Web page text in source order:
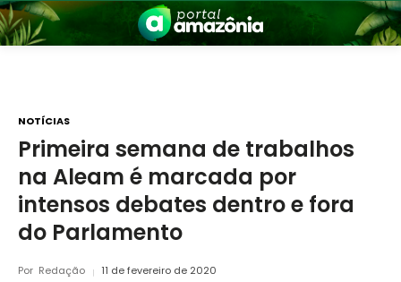
NOTÍCIAS
Primeira semana de trabalhos
na Aleam é marcada por
intensos debates dentro e fora
do Parlamento
Por Redação 11 de fevereiro de 2020